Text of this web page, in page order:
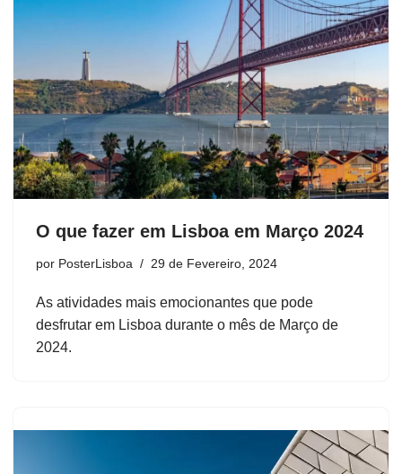
O que fazer em Lisboa em Março 2024
por PosterLisboa 29 de Fevereiro, 2024
As atividades mais emocionantes que pode
desfrutar em Lisboa durante o mês de Março de
2024.